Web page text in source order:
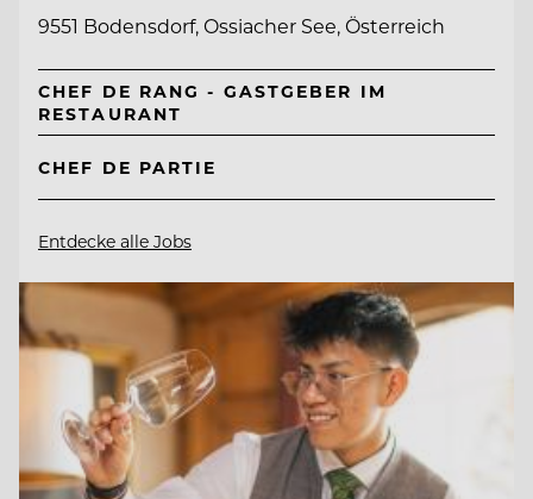
9551 Bodensdorf, Ossiacher See, Österreich
CHEF DE RANG - GASTGEBER IM
RESTAURANT
CHEF DE PARTIE
Entdecke alle Jobs